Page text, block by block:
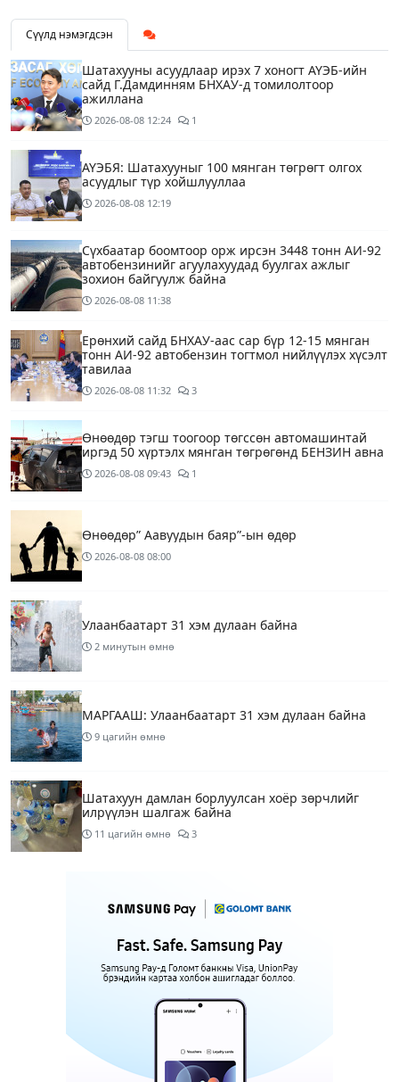
Сүүлд нэмэгдсэн
Шатахууны асуудлаар ирэх 7 хоногт АҮЭБ-ийн
сайд Г.Дамдинням БНХАУ-д томилолтоор
ажиллана
2026-08-08 12:24 1
АҮЭБЯ: Шатахууныг 100 мянган төгрөгт олгох
асуудлыг түр хойшлууллаа
2026-08-08 12:19
Сүхбаатар боомтоор орж ирсэн 3448 тонн АИ-92
автобензинийг агуулахуудад буулгах ажлыг
зохион байгуулж байна
2026-08-08 11:38
Ерөнхий сайд БНХАУ-аас сар бүр 12-15 мянган
тонн АИ-92 автобензин тогтмол нийлүүлэх хүсэлт
тавилаа
2026-08-08 11:32 3
Өнөөдөр тэгш тоогоор төгссөн автомашинтай
иргэд 50 хүртэлх мянган төгрөгөнд БЕНЗИН авна
2026-08-08 09:43 1
Өнөөдөр” Аавуудын баяр”-ын өдөр
2026-08-08 08:00
Улаанбаатарт 31 хэм дулаан байна
2 минутын өмнө
МАРГААШ: Улаанбаатарт 31 хэм дулаан байна
9 цагийн өмнө
Шатахуун дамлан борлуулсан хоёр зөрчлийг
илрүүлэн шалгаж байна
11 цагийн өмнө 3
урьдчилсан төлөв
Шатахуун дамлаж байгаа асуудалд ТЕГ-аас
холбогдох мэдээллийн дагуу шалгалтын
ажиллагааг эрчимжүүлж байна
Аялал жуулчлалын компанийн автомашинуудыг
ШТС-ууд хязгаарлалтгүйгээр шатахуун олгох